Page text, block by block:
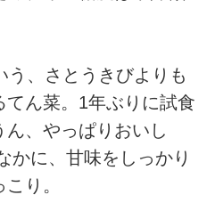
う、さとうきびよりも
ん菜。1年ぶりに試食
ん、やっぱりおいし
かに、甘味をしっかり
り。